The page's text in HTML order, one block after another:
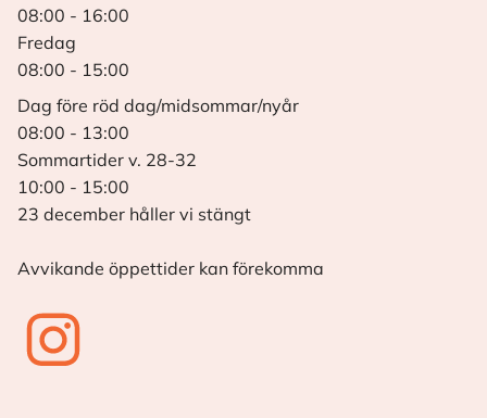
08:00 - 16:00
Fredag
08:00 - 15:00
Dag före röd dag/midsommar/nyår
08:00 - 13:00
Sommartider v. 28-32
10:00 - 15:00
23 december håller vi stängt
Avvikande öppettider kan förekomma